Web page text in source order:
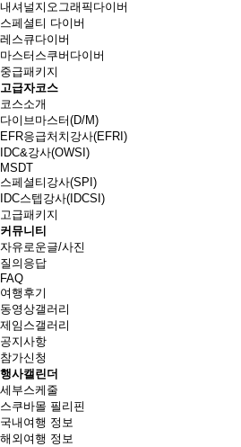
내셔널지오그래픽다이버
스페셜티 다이버
레스큐다이버
마스터스쿠버다이버
중급패키지
고급자코스
코스소개
다이브마스터(D/M)
EFR응급처치강사(EFRI)
IDC&강사(OWSI)
MSDT
스페셜티강사(SPI)
IDC스텝강사(IDCSI)
고급패키지
커뮤니티
자유로운글/사진
질의응답
FAQ
여행후기
동영상갤러리
제임스갤러리
공지사항
참가신청
행사캘린더
세부스케줄
스쿠바몰 필리핀
국내여행 정보
해외여행 정보